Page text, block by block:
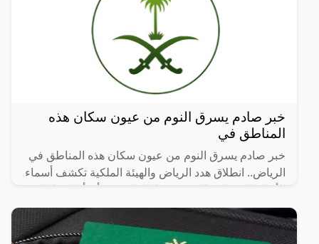
خبر صادم يسرق النوم من عيون سكان هذه
المناطق في
خبر صادم يسرق النوم من عيون سكان هذه المناطق في
الرياض.. انطلاق هدد الرياض والهيئة الملكية تكشف أسماء